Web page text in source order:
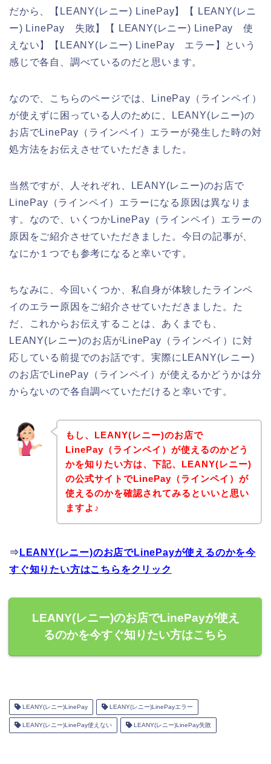
だから、【LEANY(レニー) LinePay】【 LEANY(レニ
ー) LinePay 失敗】【 LEANY(レニー) LinePay 使
えない】【LEANY(レニー) LinePay エラー】という
感じで各自、調べているのだと思います。
なので、こちらのページでは、LinePay（ラインペイ）
が使えずに困っている人のために、LEANY(レニー)の
お店でLinePay（ラインペイ）エラーが発生した時の対
処方法をお伝えさせていただきました。
当然ですが、人それぞれ、LEANY(レニー)のお店で
LinePay（ラインペイ）エラーになる原因は異なりま
す。なので、いくつかLinePay（ラインペイ）エラーの
原因をご紹介させていただきました。今日の記事が、
なにか１つでも参考になると幸いです。
ちなみに、今回いくつか、私自身が体験したラインペ
イのエラー原因をご紹介させていただきました。た
だ、これからお伝えすることは、あくまでも、
LEANY(レニー)のお店がLinePay（ラインペイ）に対
応している前提でのお話です。実際にLEANY(レニー)
のお店でLinePay（ラインペイ）が使えるかどうかは分
からないので各自調べていただけると幸いです。
もし、LEANY(レニー)のお店で
LinePay（ラインペイ）が使えるのかどう
かを知りたい方は、下記、LEANY(レニー)
の公式サイトでLinePay（ラインペイ）が
使えるのかを確認されてみるといいと思い
ますよ♪
⇒ LEANY(レニー)のお店でLinePayが使えるのかを今
すぐ知りたい方はこちらをクリック
LEANY(レニー)のお店でLinePayが使え
るのかを今すぐ知りたい方はこちら
LEANY(レニー)LinePay LEANY(レニー)LinePayエラー
LEANY(レニー)LinePay使えない LEANY(レニー)LinePay失敗